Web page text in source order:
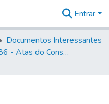
Entrar
Documentos Interessantes
Volume 86 - Atas do Conselho da Presidência da Província de São Paulo (1824-1829)